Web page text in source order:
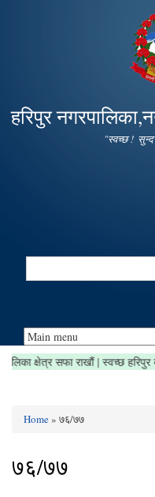
main
हरिपुर
"स्वच्छ !
Search
| नगरपालिका क्षेत्र सफा राखौं | स्वच्छ
You are here
Home» ७६/७७
७६/७७